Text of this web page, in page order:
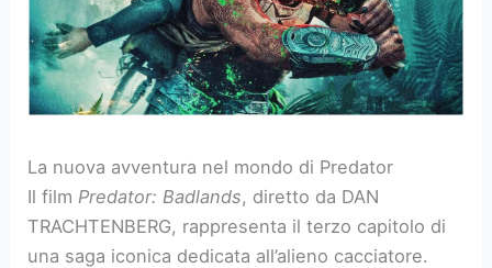
La nuova avventura nel mondo di Predator
Il film Predator: Badlands, diretto da DAN
TRACHTENBERG, rappresenta il terzo capitolo di
una saga iconica dedicata all’alieno cacciatore.